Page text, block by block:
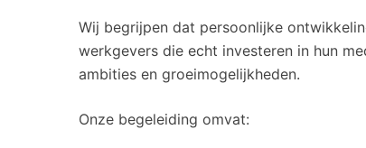
Wij begrijpen dat persoonlijke
werkgevers die echt investeren in hun
ambities en groeimogelijkheden.
Onze begeleiding omvat: